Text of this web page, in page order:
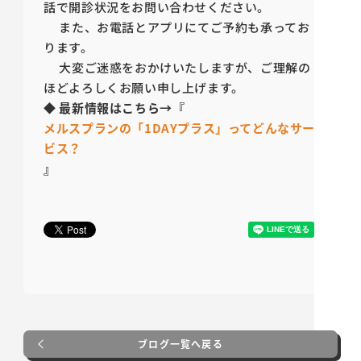
話で開診状況をお問い合わせください。
また、お電話とアプリにてご予約も承ってお
ります。
大変ご迷惑をおかけいたしますが、ご理解の
ほどよろしくお願い申し上げます。
◆ 最新情報はこちら→『
メルスプランの「1DAYプラス」ってどんなサー
ビス？
』
ブログ一覧へ戻る